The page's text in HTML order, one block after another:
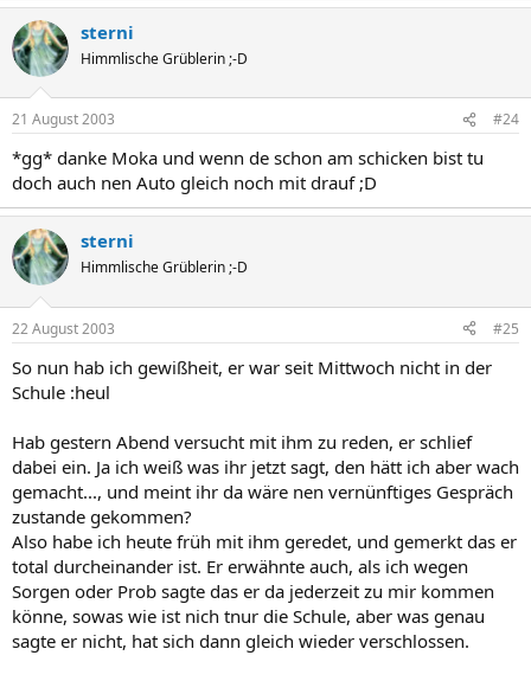
sterni
Himmlische Grüblerin ;-D
21 August 2003 #24
*gg* danke Moka und wenn de schon am schicken bist tu
doch auch nen Auto gleich noch mit drauf ;D
sterni
Himmlische Grüblerin ;-D
22 August 2003 #25
So nun hab ich gewißheit, er war seit Mittwoch nicht in der
Schule :heul
Hab gestern Abend versucht mit ihm zu reden, er schlief
dabei ein. Ja ich weiß was ihr jetzt sagt, den hätt ich aber wach
gemacht..., und meint ihr da wäre nen vernünftiges Gespräch
zustande gekommen?
Also habe ich heute früh mit ihm geredet, und gemerkt das er
total durcheinander ist. Er erwähnte auch, als ich wegen
Sorgen oder Prob sagte das er da jederzeit zu mir kommen
könne, sowas wie ist nich tnur die Schule, aber was genau
sagte er nicht, hat sich dann gleich wieder verschlossen.